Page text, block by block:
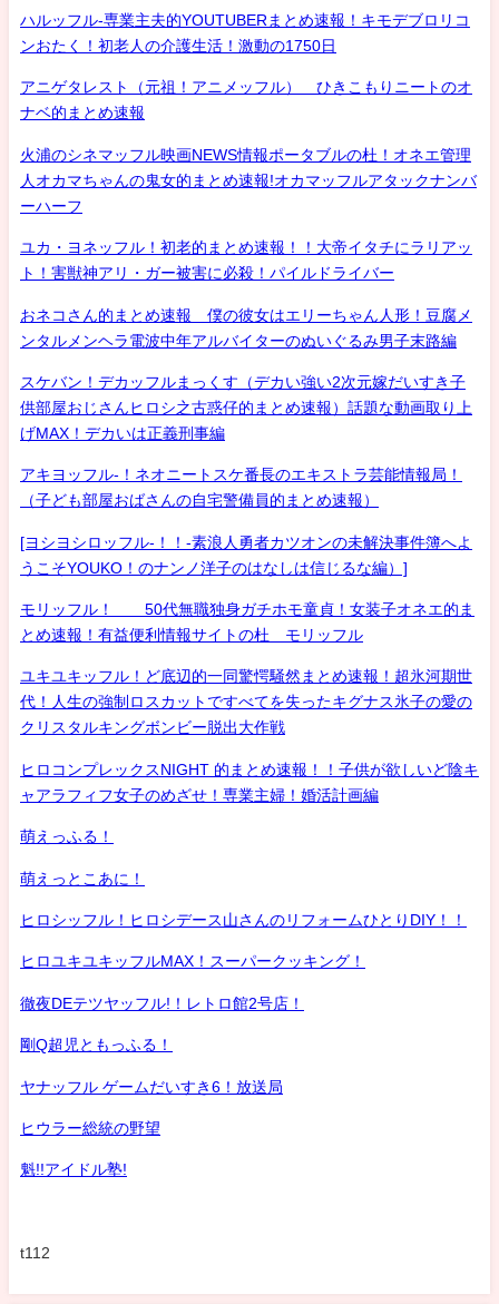
ハルッフル-専業主夫的YOUTUBERまとめ速報！キモデブロリコ
ンおたく！初老人の介護生活！激動の1750日
アニゲタレスト（元祖！アニメッフル） ひきこもりニートのオ
ナベ的まとめ速報
火浦のシネマッフル映画NEWS情報ポータブルの杜！オネエ管理
人オカマちゃんの鬼女的まとめ速報!オカマッフルアタックナンバ
ーハーフ
ユカ・ヨネッフル！初老的まとめ速報！！大帝イタチにラリアッ
ト！害獣神アリ・ガー被害に必殺！パイルドライバー
おネコさん的まとめ速報 僕の彼女はエリーちゃん人形！豆腐メ
ンタルメンヘラ電波中年アルバイターのぬいぐるみ男子末路編
スケバン！デカッフルまっくす（デカい強い2次元嫁だいすき子
供部屋おじさんヒロシ之古惑仔的まとめ速報）話題な動画取り上
げMAX！デカいは正義刑事編
アキヨッフル-！ネオニートスケ番長のエキストラ芸能情報局！
（子ども部屋おばさんの自宅警備員的まとめ速報）
[ヨシヨシロッフル-！！-素浪人勇者カツオンの未解決事件簿へよ
うこそYOUKO！のナンノ洋子のはなしは信じるな編）]
モリッフル！ 50代無職独身ガチホモ童貞！女装子オネエ的ま
とめ速報！有益便利情報サイトの杜 モリッフル
ユキユキッフル！ど底辺的一同驚愕騒然まとめ速報！超氷河期世
代！人生の強制ロスカットですべてを失ったキグナス氷子の愛の
クリスタルキングボンビー脱出大作戦
ヒロコンプレックスNIGHT 的まとめ速報！！子供が欲しいど陰キ
ャアラフィフ女子のめざせ！専業主婦！婚活計画編
萌えっふる！
萌えっとこあに！
ヒロシッフル！ヒロシデース山さんのリフォームひとりDIY！！
ヒロユキユキッフルMAX！スーパークッキング！
徹夜DEテツヤッフル!！レトロ館2号店！
剛Q超児ともっふる！
ヤナッフル ゲームだいすき6！放送局
ヒウラー総統の野望
魁!!アイドル塾!
t112